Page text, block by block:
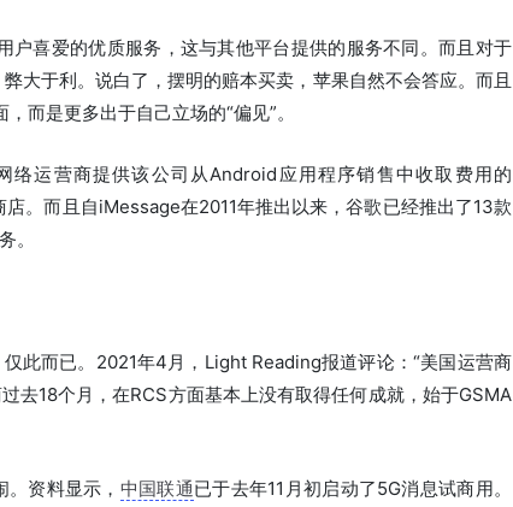
户喜爱的优质服务，这与其他平台提供的服务不同。而且对于
大于利。说白了，摆明的赔本买卖，苹果自然不会答应。而且
而是更多出于自己立场的“偏见”。
络运营商提供该公司从Android应用程序销售中收取费用的
。而且自iMessage在2011年推出以来，谷歌已经推出了13款
。
此而已。2021年4月，Light Reading报道评论：“美国运营商
去18个月，在RCS方面基本上没有取得任何成就，始于GSMA
资料显示， 中国联通已于去年11月初启动了5G消息试商用。